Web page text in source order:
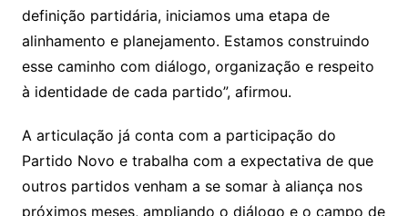
definição partidária, iniciamos uma etapa de
alinhamento e planejamento. Estamos construindo
esse caminho com diálogo, organização e respeito
à identidade de cada partido”, afirmou.
A articulação já conta com a participação do
Partido Novo e trabalha com a expectativa de que
outros partidos venham a se somar à aliança nos
próximos meses, ampliando o diálogo e o campo de